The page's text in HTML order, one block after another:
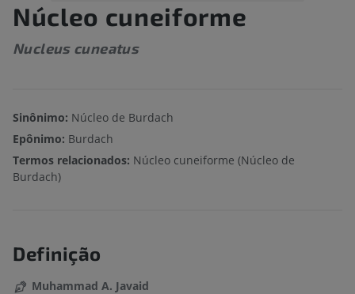
Núcleo cuneiforme
Nucleus cuneatus
Sinônimo: Núcleo de Burdach
Epônimo: Burdach
Termos relacionados: Núcleo cuneiforme (Núcleo de
Burdach)
Definição
Muhammad A. Javaid